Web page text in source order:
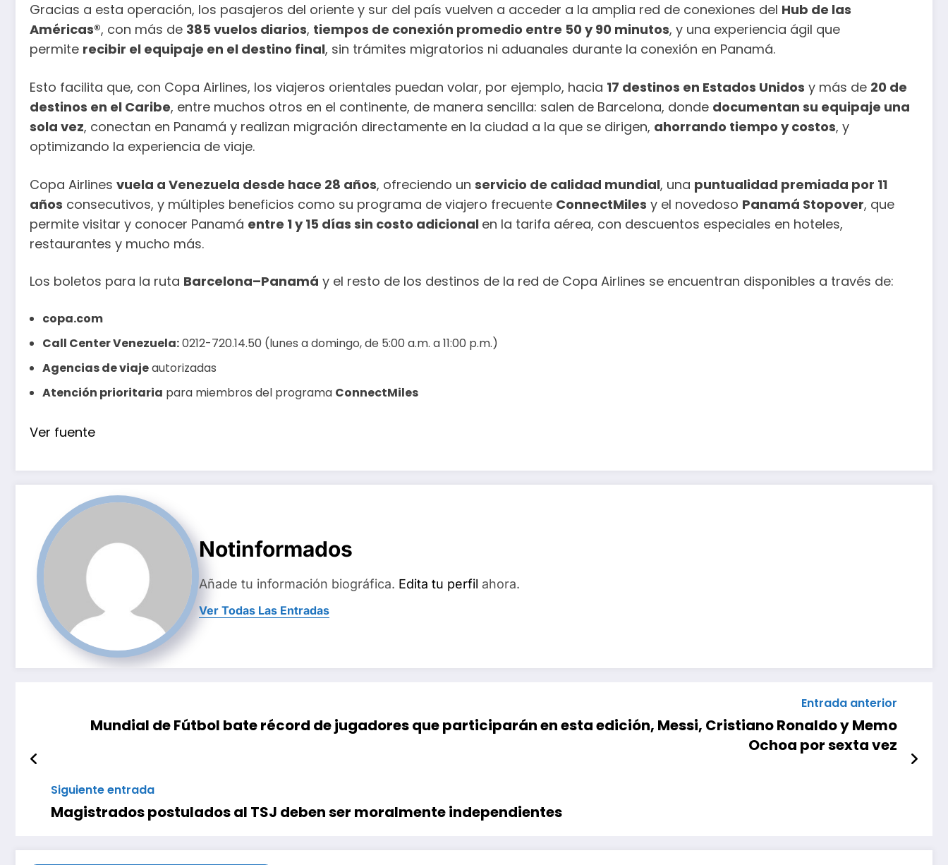
Gracias a esta operación, los pasajeros del oriente y sur del país vuelven a acceder a la amplia red de conexiones del Hub de las
Américas®, con más de 385 vuelos diarios, tiempos de conexión promedio entre 50 y 90 minutos, y una experiencia ágil que
permite recibir el equipaje en el destino final, sin trámites migratorios ni aduanales durante la conexión en Panamá.
Esto facilita que, con Copa Airlines, los viajeros orientales puedan volar, por ejemplo, hacia 17 destinos en Estados Unidos y más de 20 de
destinos en el Caribe, entre muchos otros en el continente, de manera sencilla: salen de Barcelona, donde documentan su equipaje una
sola vez, conectan en Panamá y realizan migración directamente en la ciudad a la que se dirigen, ahorrando tiempo y costos, y
optimizando la experiencia de viaje.
Copa Airlines vuela a Venezuela desde hace 28 años, ofreciendo un servicio de calidad mundial, una puntualidad premiada por 11
años consecutivos, y múltiples beneficios como su programa de viajero frecuente ConnectMiles y el novedoso Panamá Stopover, que
permite visitar y conocer Panamá entre 1 y 15 días sin costo adicional en la tarifa aérea, con descuentos especiales en hoteles,
restaurantes y mucho más.
Los boletos para la ruta Barcelona–Panamá y el resto de los destinos de la red de Copa Airlines se encuentran disponibles a través de:
copa.com
Call Center Venezuela:0212-720.14.50 (lunes a domingo, de 5:00 a.m. a 11:00 p.m.)
Agencias de viajeautorizadas
Atención prioritaria para miembros del programa ConnectMiles
Ver fuente
Notinformados
Añade tu información biográfica. Edita tu perfil ahora.
Ver Todas Las Entradas
Entrada anterior
Mundial de Fútbol bate récord de jugadores que participarán en esta edición, Messi, Cristiano Ronaldo y Memo
Ochoa por sexta vez
Siguiente entrada
Magistrados postulados al TSJ deben ser moralmente independientes